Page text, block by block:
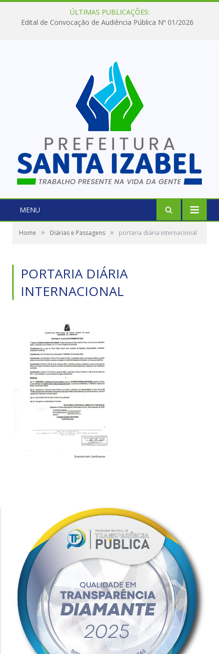
ÚLTIMAS PUBLICAÇÕES:
Edital de Convocação de Audiência Pública Nº 01/2026
MENU
Home » Diárias e Passagens » portaria diária internacional
PORTARIA DIÁRIA
INTERNACIONAL